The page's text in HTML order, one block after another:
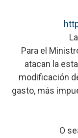
Para el
atacan la
modificación
gasto, más
O